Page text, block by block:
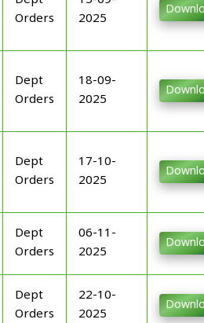
Orders
2025
Dept
Orders
18-09-
2025
Dept
Orders
17-10-
2025
Dept
Orders
06-11-
2025
Dept
Orders
22-10-
2025